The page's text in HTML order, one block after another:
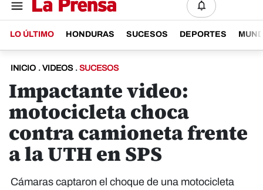
LO ÚLTIMO HONDURAS SUCESOS DEPORTES
INICIO . VIDEOS . SUCESOS
Impactante video:
motocicleta choca
contra camioneta frente
a la UTH en SPS
Cámaras captaron el choque de una motocicleta